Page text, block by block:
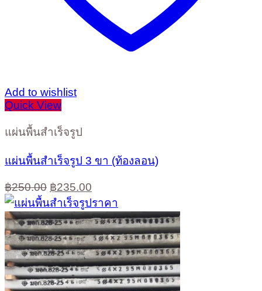
Add to wishlist
Quick View
แผ่นพื้นสำเร็จรูป
แผ่นพื้นสำเร็จรูป 3 ขา (ท้องลอน)
฿250.00 Original
price
was:
฿250.00.
฿235.00
price
is:
฿235.00.